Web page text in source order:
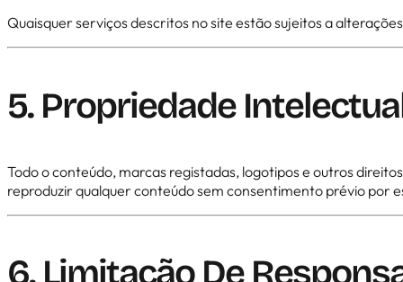
Quaisquer serviços descritos no site estão sujeitos a
5. Propriedade
Todo o conteúdo, marcas registadas, logotipos e outros
reproduzir qualquer conteúdo sem consentimento prévio por
6. Limitação De